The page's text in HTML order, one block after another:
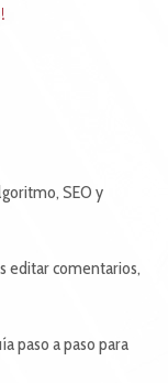
SEO y
editar comentarios,
paso a paso para